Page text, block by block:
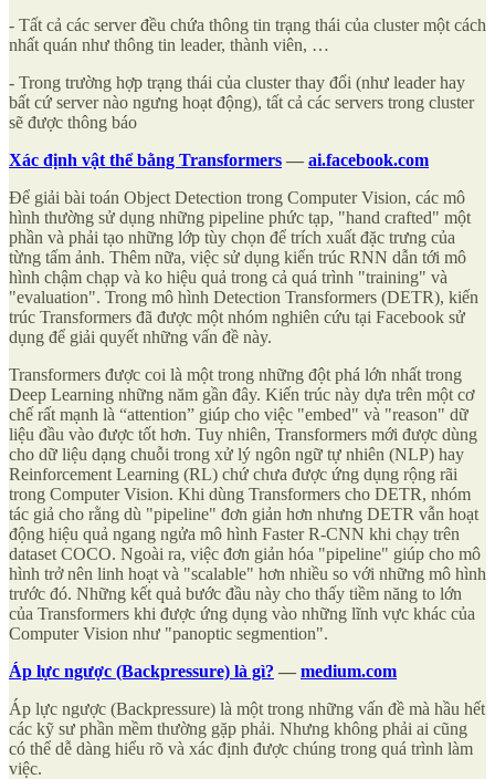
- Tất cả các server đều chứa thông tin trạng thái của cluster một cách
nhất quán như thông tin leader, thành viên, …
- Trong trường hợp trạng thái của cluster thay đổi (như leader hay
bất cứ server nào ngưng hoạt động), tất cả các servers trong cluster
sẽ được thông báo
Xác định vật thể bằng Transformers — ai.facebook.com
Để giải bài toán Object Detection trong Computer Vision, các mô
hình thường sử dụng những pipeline phức tạp, "hand crafted" một
phần và phải tạo những lớp tùy chọn để trích xuất đặc trưng của
từng tấm ảnh. Thêm nữa, việc sử dụng kiến trúc RNN dẫn tới mô
hình chậm chạp và ko hiệu quả trong cả quá trình "training" và
"evaluation". Trong mô hình Detection Transformers (DETR), kiến
trúc Transformers đã được một nhóm nghiên cứu tại Facebook sử
dụng để giải quyết những vấn đề này.
Transformers được coi là một trong những đột phá lớn nhất trong
Deep Learning những năm gần đây. Kiến trúc này dựa trên một cơ
chế rất mạnh là “attention” giúp cho việc "embed" và "reason" dữ
liệu đầu vào được tốt hơn. Tuy nhiên, Transformers mới được dùng
cho dữ liệu dạng chuỗi trong xử lý ngôn ngữ tự nhiên (NLP) hay
Reinforcement Learning (RL) chứ chưa được ứng dụng rộng rãi
trong Computer Vision. Khi dùng Transformers cho DETR, nhóm
tác giả cho rằng dù "pipeline" đơn giản hơn nhưng DETR vẫn hoạt
động hiệu quả ngang ngửa mô hình Faster R-CNN khi chạy trên
dataset COCO. Ngoài ra, việc đơn giản hóa "pipeline" giúp cho mô
hình trở nên linh hoạt và "scalable" hơn nhiều so với những mô hình
trước đó. Những kết quả bước đầu này cho thấy tiềm năng to lớn
của Transformers khi được ứng dụng vào những lĩnh vực khác của
Computer Vision như "panoptic segmention".
Áp lực ngược (Backpressure) là gì? — medium.com
Áp lực ngược (Backpressure) là một trong những vấn đề mà hầu hết
các kỹ sư phần mềm thường gặp phải. Nhưng không phải ai cũng
có thể dễ dàng hiểu rõ và xác định được chúng trong quá trình làm
việc.